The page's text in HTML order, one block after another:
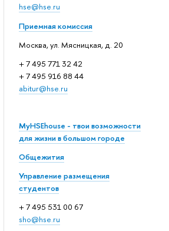
hse@hse.ru
Приемная комиссия
Москва, ул. Мясницкая, д. 20
+ 7 495 771 32 42
+ 7 495 916 88 44
abitur@hse.ru
MyHSEhouse - твои возможности
для жизни в большом городе
Общежития
Управление размещения
студентов
+ 7 495 531 00 67
sho@hse.ru